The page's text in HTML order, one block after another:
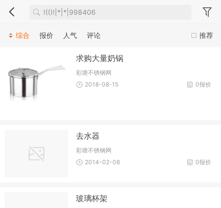
推荐
综合 报价 人气 评论
求购大量奶锅
彩塘不锈钢网
0报价
2018-08-15
去水器
彩塘不锈钢网
0报价
2014-02-08
玻璃杯架